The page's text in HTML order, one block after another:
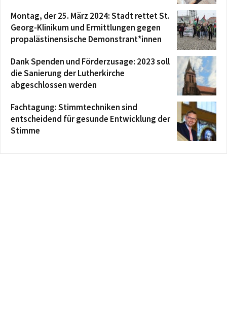
Montag, der 25. März 2024: Stadt rettet St.
Georg-Klinikum und Ermittlungen gegen
propalästinensische Demonstrant*innen
Dank Spenden und Förderzusage: 2023 soll
die Sanierung der Lutherkirche
abgeschlossen werden
Fachtagung: Stimmtechniken sind
entscheidend für gesunde Entwicklung der
Stimme